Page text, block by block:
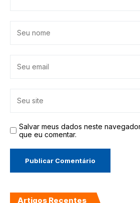
Salvar meus dados neste
que eu comentar.
Artigos Recentes